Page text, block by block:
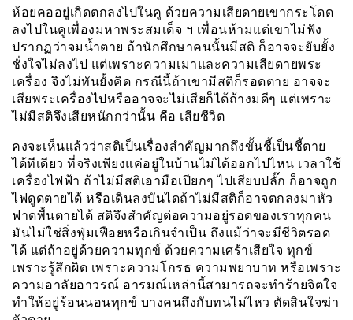
ห้อยคออยู่เกิดตกลงไปในคู ด้วยความเสียดายเขากระโดด
ลงไปในคูเพื่องมหาพระสมเด็จ ฯ เพื่อนห้ามแต่เขาไม่ฟัง
ปรากฏว่าจมน้ำตาย ถ้านักศึกษาคนนั้นมีสติ ก็อาจจะยับยั้ง
ชั่งใจไม่ลงไป แต่เพราะความเมาและความเสียดายพระ
เครื่อง จึงไม่ทันยั้งคิด กรณีนี้ถ้าเขามีสติก็รอดตาย อาจจะ
เสียพระเครื่องไปหรืออาจจะไม่เสียก็ได้ถ้างมดีๆ แต่เพราะ
ไม่มีสติจึงเสียหนักกว่านั้น คือ เสียชีวิต
คงจะเห็นแล้วว่าสติเป็นเรื่องสำคัญมากถึงขั้นชี้เป็นชี้ตาย
ได้ทีเดียว ที่จริงเพียงแค่อยู่ในบ้านไม่ได้ออกไปไหน เวลาใช้
เครื่องไฟฟ้า ถ้าไม่มีสติเอามือเปียกๆ ไปเสียบปลั๊ก ก็อาจถูก
ไฟดูดตายได้ หรือเดินลงบันไดถ้าไม่มีสติก็อาจตกลงมาหัว
ฟาดพื้นตายได้ สติจึงสำคัญต่อความอยู่รอดของเราทุกคน
มันไม่ใช่สิ่งฟุ่มเฟือยหรือเกินจำเป็น ถึงแม้ว่าจะมีชีวิตรอด
ได้ แต่ถ้าอยู่ด้วยความทุกข์ ด้วยความเศร้าเสียใจ ทุกข์
เพราะรู้สึกผิด เพราะความโกรธ ความพยาบาท หรือเพราะ
ความอาลัยอาวรณ์ อารมณ์เหล่านี้สามารถจะทำร้ายจิตใจ
ทำให้อยู่ร้อนนอนทุกข์ บางคนถึงกับทนไม่ไหว ตัดสินใจฆ่า